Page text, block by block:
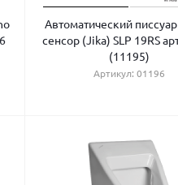
Автоматический
сенсор (Jika) SLP 19RS
(11195)
Артикул: 01196